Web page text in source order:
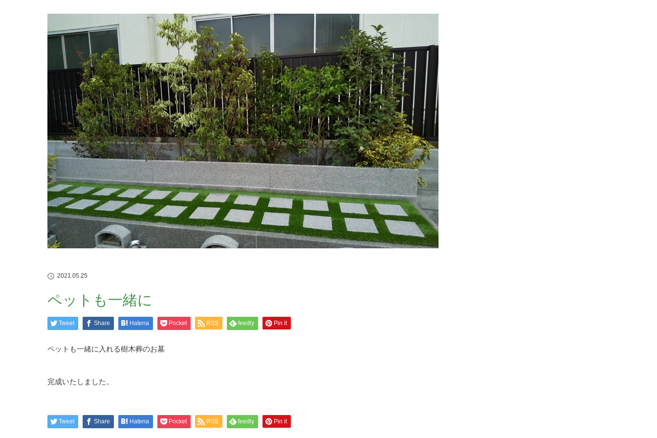
2021.05.25
ペットも一緒に
Tweet Share Hatena Pocket RSS feedly Pin it
ペットも一緒に入れる樹木葬のお墓
完成いたしました。
Tweet Share Hatena Pocket RSS feedly Pin it